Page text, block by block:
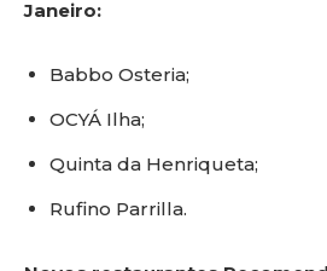
Janeiro:
Babbo Osteria;
OCYÁ Ilha;
Quinta da Henriqueta;
Rufino Parrilla.